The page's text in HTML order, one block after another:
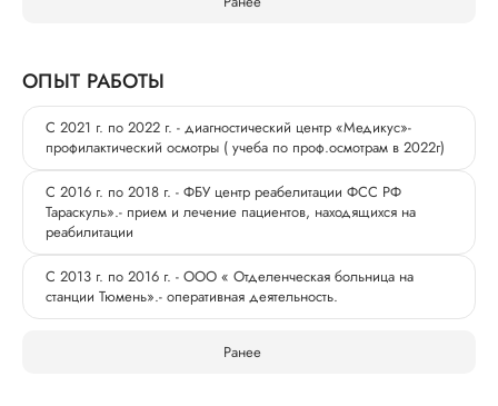
ОПЫТ РАБОТЫ
С 2021 г. по 2022 г. - диагностический центр «Медикус»-
профилактический осмотры ( учеба по проф.осмотрам в 2022г)
С 2016 г. по 2018 г. - ФБУ центр реабелитации ФСС РФ
Тараскуль».- прием и лечение пациентов, находящихся на
реабилитации
С 2013 г. по 2016 г. - ООО « Отделенческая больница на
станции Тюмень».- оперативная деятельность.
Ранее